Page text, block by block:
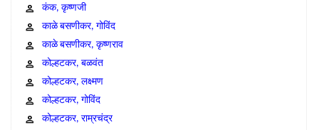
कंक, कृष्णजी
काळे बसणीकर, गोविंद
काळे बसणीकर, कृष्णराव
कोल्हटकर, बळवंत
कोल्हटकर, लक्ष्मण
कोल्हटकर, गोविंद
कोल्हटकर, राम्रचंद्र